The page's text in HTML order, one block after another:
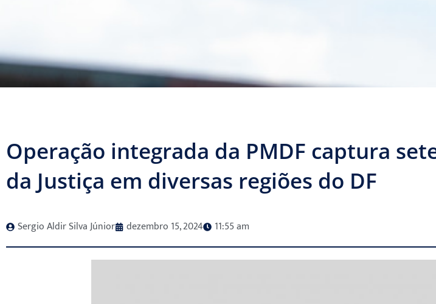
Operação integrada da PMDF captura
da Justiça em diversas regiões do DF
Sergio Aldir Silva Júnior dezembro 15, 2024 11:55 am